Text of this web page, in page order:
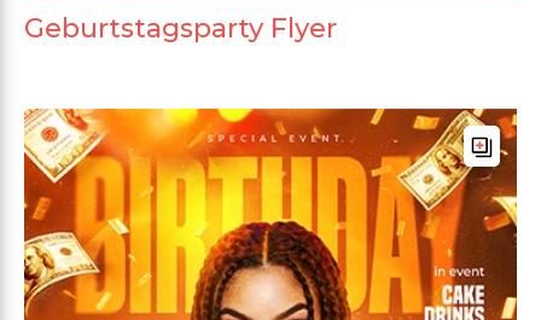
Geburtstagsparty Flyer